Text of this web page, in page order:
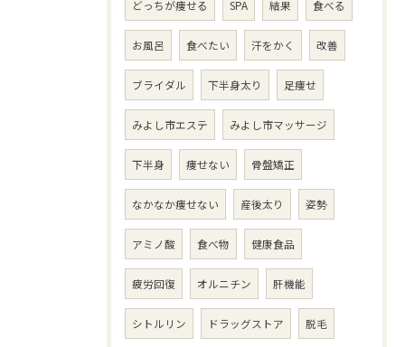
どっちが痩せる SPA 結果 食べる
お風呂 食べたい 汗をかく 改善
ブライダル 下半身太り 足痩せ
みよし市エステ みよし市マッサージ
下半身 痩せない 骨盤矯正
なかなか痩せない 産後太り 姿勢
アミノ酸 食べ物 健康食品
疲労回復 オルニチン 肝機能
シトルリン ドラッグストア 脱毛